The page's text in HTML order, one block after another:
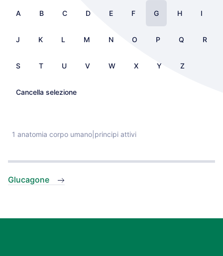
A B C D E F G H I
J K L M N O P Q R
S T U V W X Y Z
Cancella selezione
1 anatomia corpo umano|principi attivi
Glucagone